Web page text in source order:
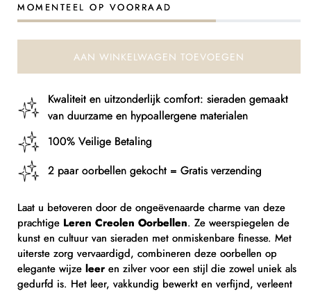
Creolen
Creolen
MOMENTEEL OP VOORRAAD
AAN WINKELWAGEN TOEVOEGEN
Kwaliteit en uitzonderlijk comfort: sieraden gemaakt
van duurzame en hypoallergene materialen
100% Veilige Betaling
2 paar oorbellen gekocht = Gratis verzending
Laat u betoveren door de ongeëvenaarde charme van deze
prachtige Leren Creolen Oorbellen. Ze weerspiegelen de
kunst en cultuur van sieraden met onmiskenbare finesse. Met
uiterste zorg vervaardigd, combineren deze oorbellen op
elegante wijze leer en zilver voor een stijl die zowel uniek als
gedurfd is. Het leer, vakkundig bewerkt en verfijnd, verleent